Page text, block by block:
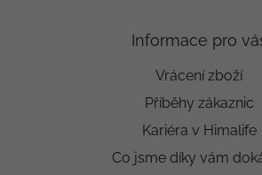
Informace pro
Vrácení zboží
Příběhy zákaznic
Kariéra v Himalife
Co jsme díky vám